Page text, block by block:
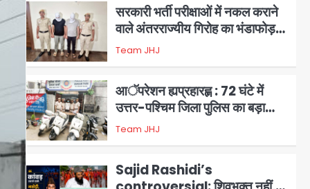
3
सरकारी भर्ती परीक्षाओं में नकल कराने
वाले अंतरराज्यीय गिरोह का भंडाफोड़,
मास्टरमाइंड समेत 7 गिरफ्तार
4
आॅपरेशन ह्यप्रहारह्ण : 72 घंटे में
उत्तर-पश्चिम जिला पुलिस का बड़ा
एक्शन
Sajid Rashidi’s
controversial: शिवभक्त नहीं,